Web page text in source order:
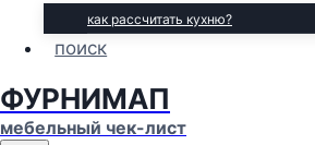
как рассчитать кухню?
поиск
ФУРНИМАП
мебельный чек-лист